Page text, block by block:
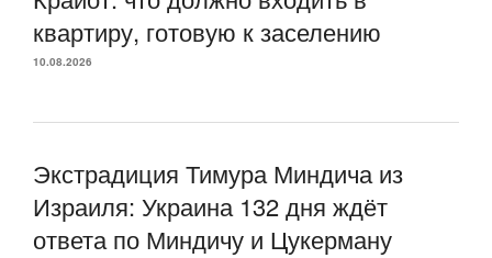
квартиру, готовую к заселению
10.08.2026
Экстрадиция Тимура Миндича из
Израиля: Украина 132 дня ждёт
ответа по Миндичу и Цукерману